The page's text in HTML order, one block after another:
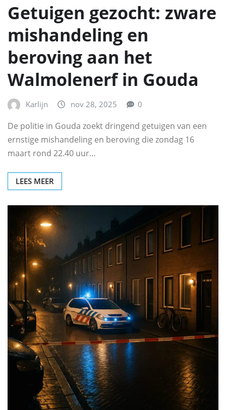
Getuigen gezocht: zware
mishandeling en
beroving aan het
Walmolenerf in Gouda
Karlijn nov 28, 2025 0
De politie in Gouda zoekt dringend getuigen van een
ernstige mishandeling en beroving die zondag 16
maart rond 22.40 uur…
LEES MEER